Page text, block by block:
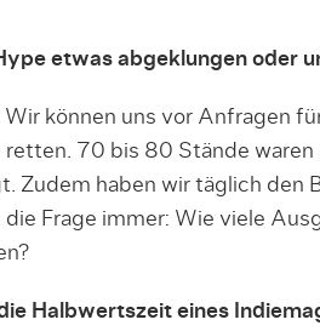
etwas abgeklungen oder
Wir können uns vor Anfragen
retten. 70 bis 80 Stände
Zudem haben wir täglich den
die Frage immer: Wie viele
Halbwertszeit eines